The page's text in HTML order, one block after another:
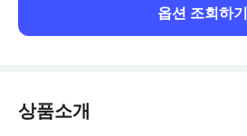
옵션 조회하기
상품소개